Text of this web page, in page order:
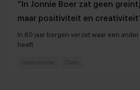
“In Jonnie Boer zat geen
maar positiviteit en
In 60 jaar bergen verzet waar een
heeft
Gastronomie Chefs